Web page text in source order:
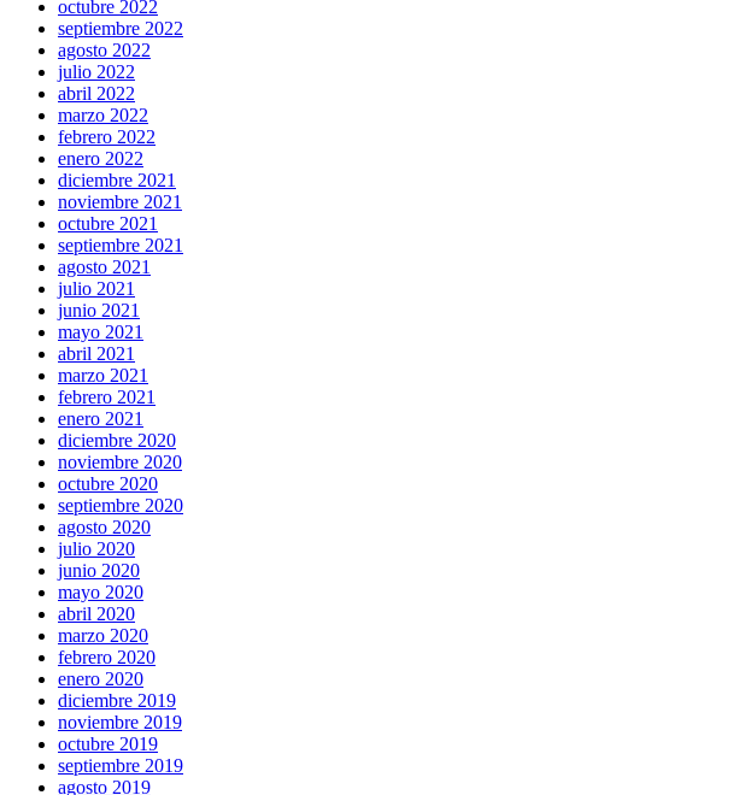
octubre 2022
septiembre 2022
agosto 2022
julio 2022
abril 2022
marzo 2022
febrero 2022
enero 2022
diciembre 2021
noviembre 2021
octubre 2021
septiembre 2021
agosto 2021
julio 2021
junio 2021
mayo 2021
abril 2021
marzo 2021
febrero 2021
enero 2021
diciembre 2020
noviembre 2020
octubre 2020
septiembre 2020
agosto 2020
julio 2020
junio 2020
mayo 2020
abril 2020
marzo 2020
febrero 2020
enero 2020
diciembre 2019
noviembre 2019
octubre 2019
septiembre 2019
agosto 2019